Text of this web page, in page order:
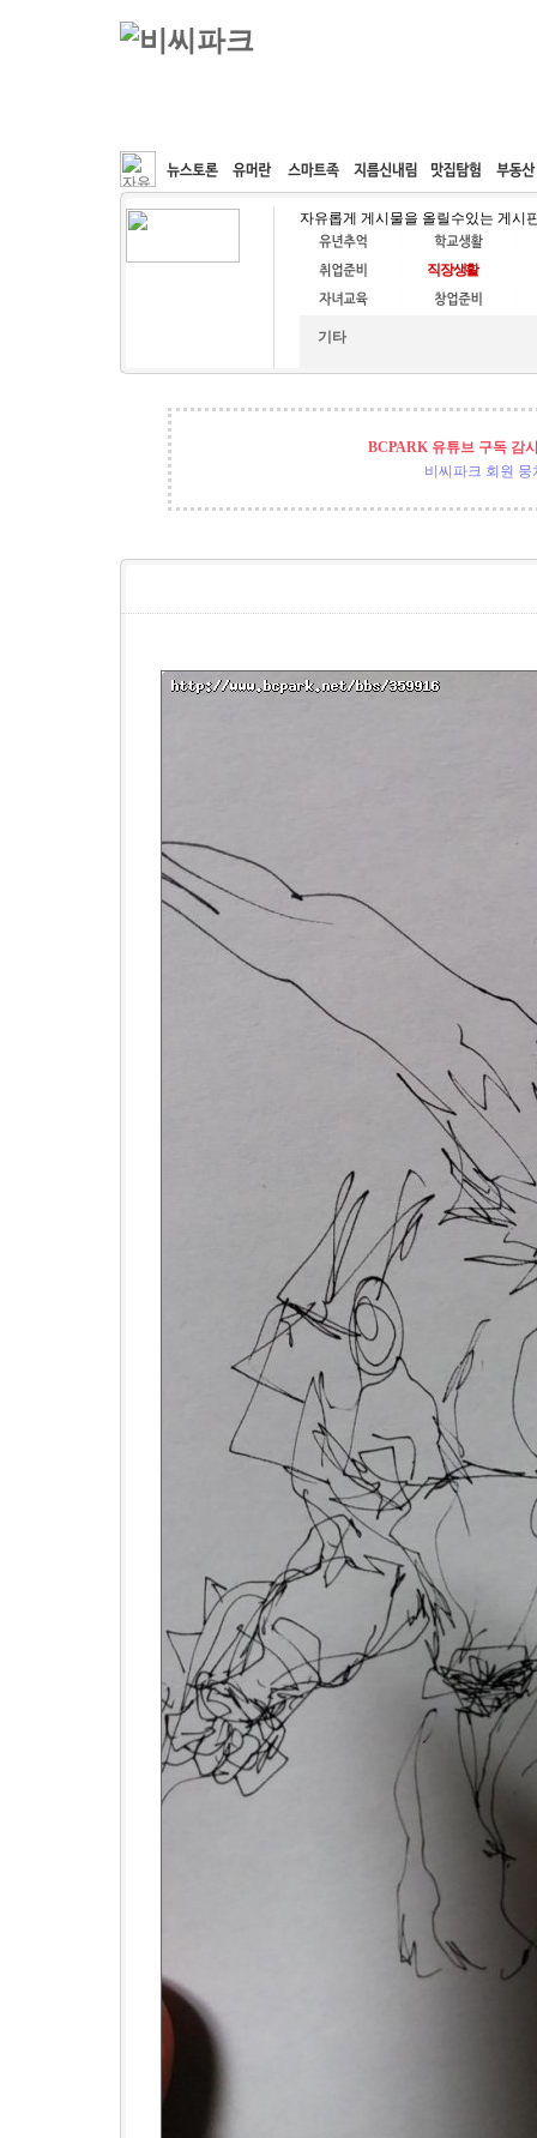
커뮤니티 속도패치 웹호스팅 공동구매
자유롭게 게시물을 올릴수있는 게시
기타
BCPARK 유튜브 구독 감
비씨파크 회원 뭉